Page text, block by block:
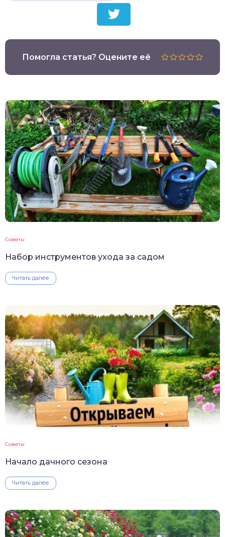
Помогла статья? Оцените её
Советы
Набор инструментов ухода за садом
Читать далее
Советы
Начало дачного сезона
Читать далее